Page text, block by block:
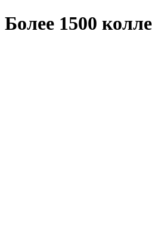
Более 1500